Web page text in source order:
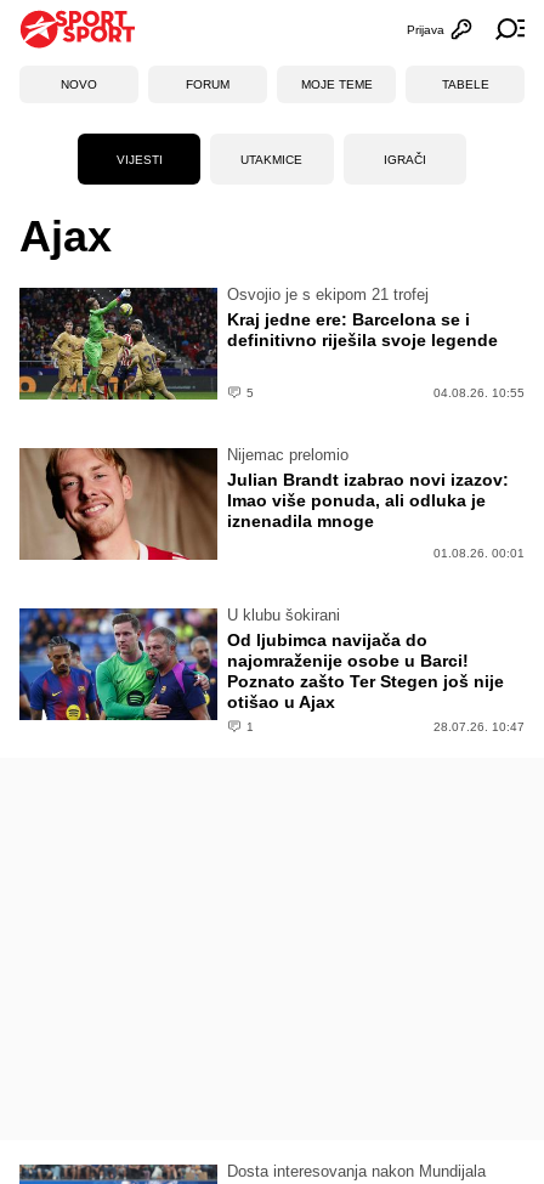
Otvori
Prijava
NOVO FORUM MOJE TEME TABELE
VIJESTI UTAKMICE IGRAČI
Ajax
Osvojio je s ekipom 21 trofej
Kraj jedne ere: Barcelona se i
definitivno riješila svoje legende
5 04.08.26. 10:55
Nijemac prelomio
Julian Brandt izabrao novi izazov:
Imao više ponuda, ali odluka je
iznenadila mnoge
01.08.26. 00:01
U klubu šokirani
Od ljubimca navijača do
najomraženije osobe u Barci!
Poznato zašto Ter Stegen još nije
otišao u Ajax
1 28.07.26. 10:47
Dosta interesovanja nakon Mundijala